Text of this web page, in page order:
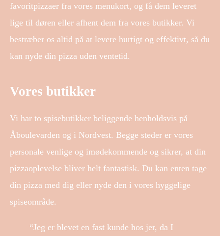
favoritpizzaer fra vores menukort, og få dem leveret
lige til døren eller afhent dem fra vores butikker. Vi
bestræber os altid på at levere hurtigt og effektivt, så du
kan nyde din pizza uden ventetid.
Vores butikker
Vi har to spisebutikker beliggende henholdsvis på
Åboulevarden og i Nordvest. Begge steder er vores
personale venlige og imødekommende og sikrer, at din
pizzaoplevelse bliver helt fantastisk. Du kan enten tage
din pizza med dig eller nyde den i vores hyggelige
spiseområde.
“Jeg er blevet en fast kunde hos jer, da I